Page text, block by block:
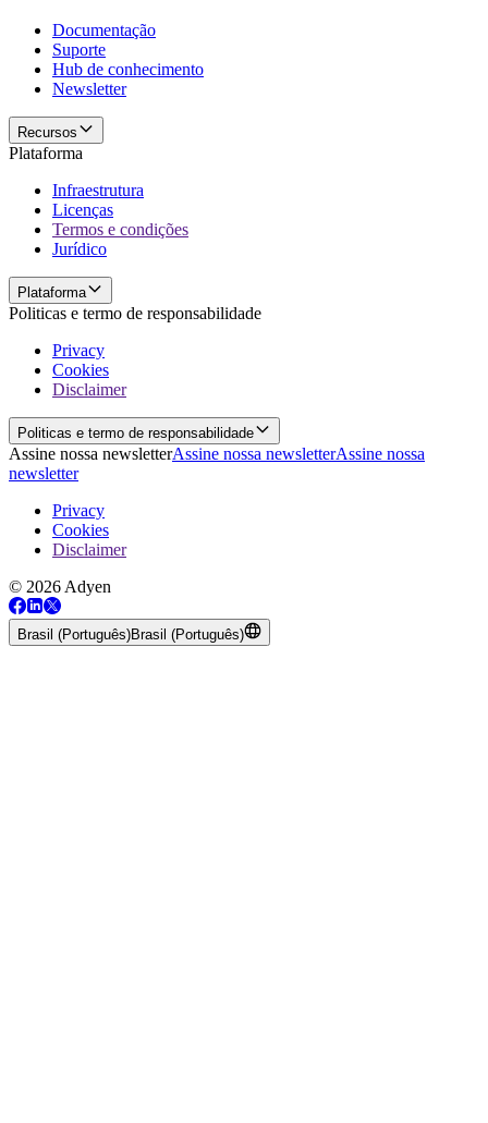
Documentação
Suporte
Hub de conhecimento
Newsletter
Recursos
Plataforma
Infraestrutura
Licenças
Termos e condições
Jurídico
Plataforma
Politicas e termo de responsabilidade
Privacy
Cookies
Disclaimer
Politicas e termo de responsabilidade
Assine nossa newsletterAssine nossa newsletterAssine nossa
newsletter
Privacy
Cookies
Disclaimer
© 2026 Adyen
Brasil (Português)Brasil (Português)